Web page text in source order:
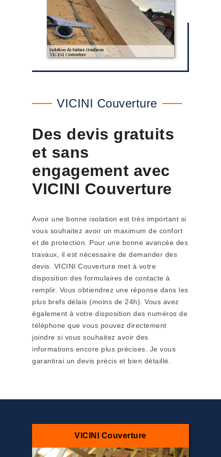
VICINI Couverture
Des devis gratuits
et sans
engagement avec
VICINI Couverture
Avoir une bonne isolation est très important si
vous souhaitez avoir un maximum de confort
et de protection. Pour une bonne avancée des
travaux, il est nécessaire de demander des
devis. VICINI Couverture met à votre
disposition des formulaires de contacte à
remplir. Vous obtiendrez une réponse dans les
plus brefs délais (moins de 24h). Vous avez
également à votre disposition des numéros de
téléphone que vous pouvez directement
joindre si vous souhaitez avoir des
informations encore plus précises. Je vous
garantirai un devis précis et bien détaillé.
VICINI Couverture